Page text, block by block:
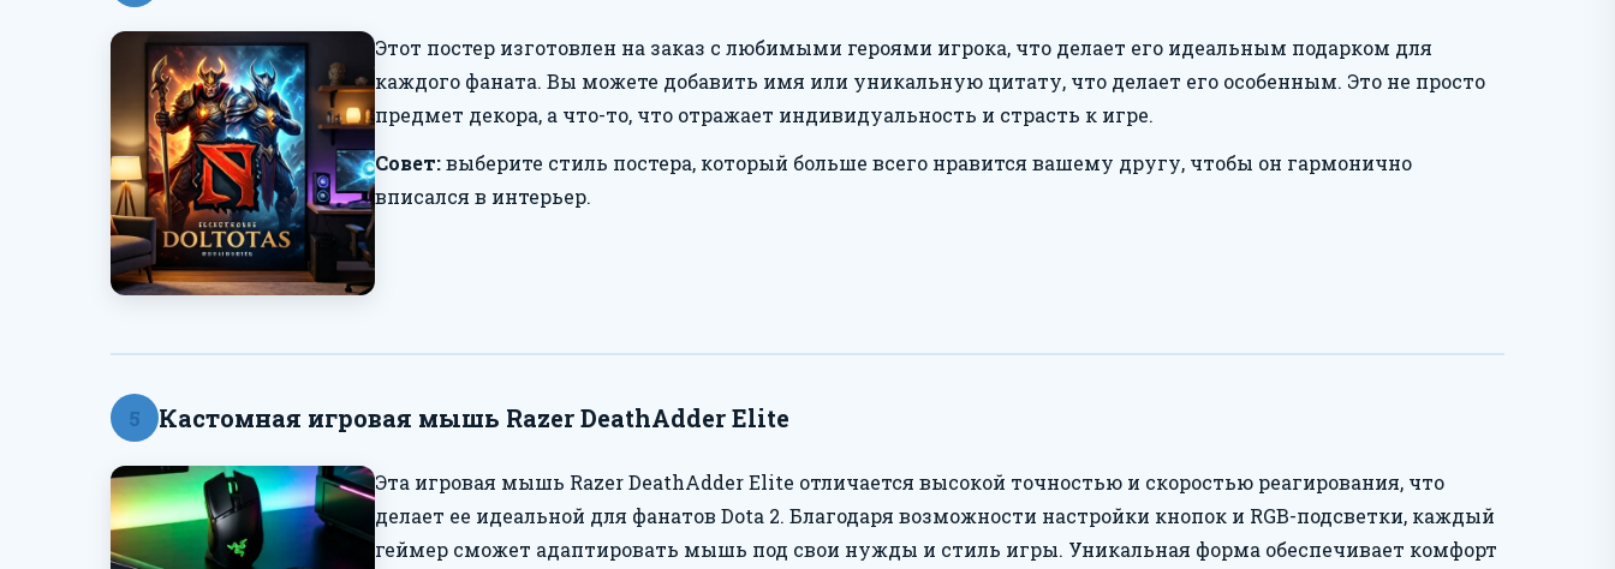
Этот постер изготовлен на заказ с любимыми героями игрока, что делает его идеальным подарком для
каждого фаната. Вы можете добавить имя или уникальную цитату, что делает его особенным. Это не просто
предмет декора, а что-то, что отражает индивидуальность и страсть к игре.
Совет:выберите стиль постера, который больше всего нравится вашему другу, чтобы он гармонично
вписался в интерьер.
5 Кастомная игровая мышь Razer DeathAdder Elite
Эта игровая мышь Razer DeathAdder Elite отличается высокой точностью и скоростью реагирования, что
делает ее идеальной для фанатов Dota 2. Благодаря возможности настройки кнопок и RGB-подсветки, каждый
геймер сможет адаптировать мышь под свои нужды и стиль игры. Уникальная форма обеспечивает комфорт